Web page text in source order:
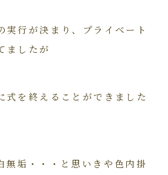
実行が決まり、プライベート
ましたが
式を終えることができました
無垢・・・と思いきや色内掛